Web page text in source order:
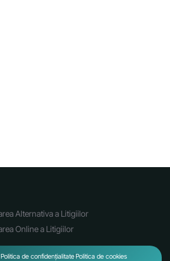
Politica de confidențialitatePolitica de cookies